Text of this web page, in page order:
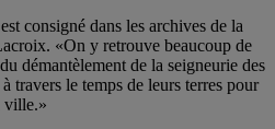
consigné dans les archives de la
«On y retrouve beaucoup de
démantèlement de la seigneurie des
travers le temps de leurs terres pour
ville.»